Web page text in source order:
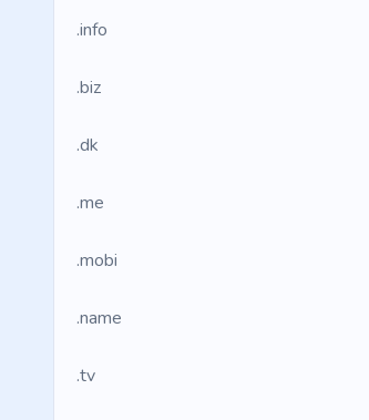
.info
.biz
.dk
.me
.mobi
.name
.tv